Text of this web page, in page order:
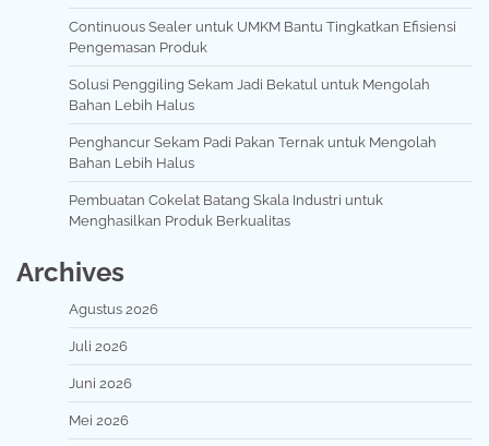
Continuous Sealer untuk UMKM Bantu Tingkatkan Efisiensi
Pengemasan Produk
Solusi Penggiling Sekam Jadi Bekatul untuk Mengolah
Bahan Lebih Halus
Penghancur Sekam Padi Pakan Ternak untuk Mengolah
Bahan Lebih Halus
Pembuatan Cokelat Batang Skala Industri untuk
Menghasilkan Produk Berkualitas
Archives
Agustus 2026
Juli 2026
Juni 2026
Mei 2026